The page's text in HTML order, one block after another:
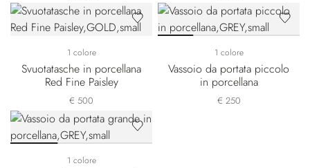
1 colore
Svuotatasche in porcellana
Red Fine Paisley
€ 500
1 colore
Vassoio da portata piccolo
in porcellana
€ 250
1 colore